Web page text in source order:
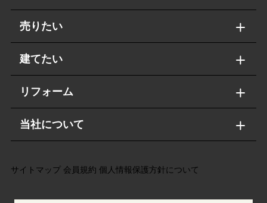
売りたい
建てたい
リフォーム
当社について
サイトマップ 会員規約 個人情報保護方針について